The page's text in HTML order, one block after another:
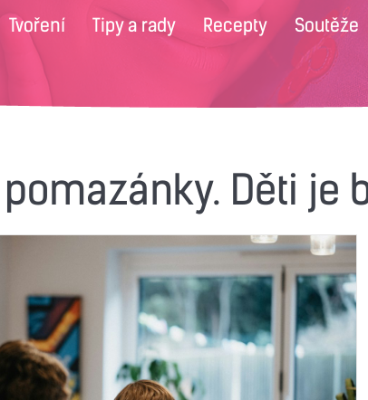
Tvoření Tipy a rady Recepty Soutěže
Děti je